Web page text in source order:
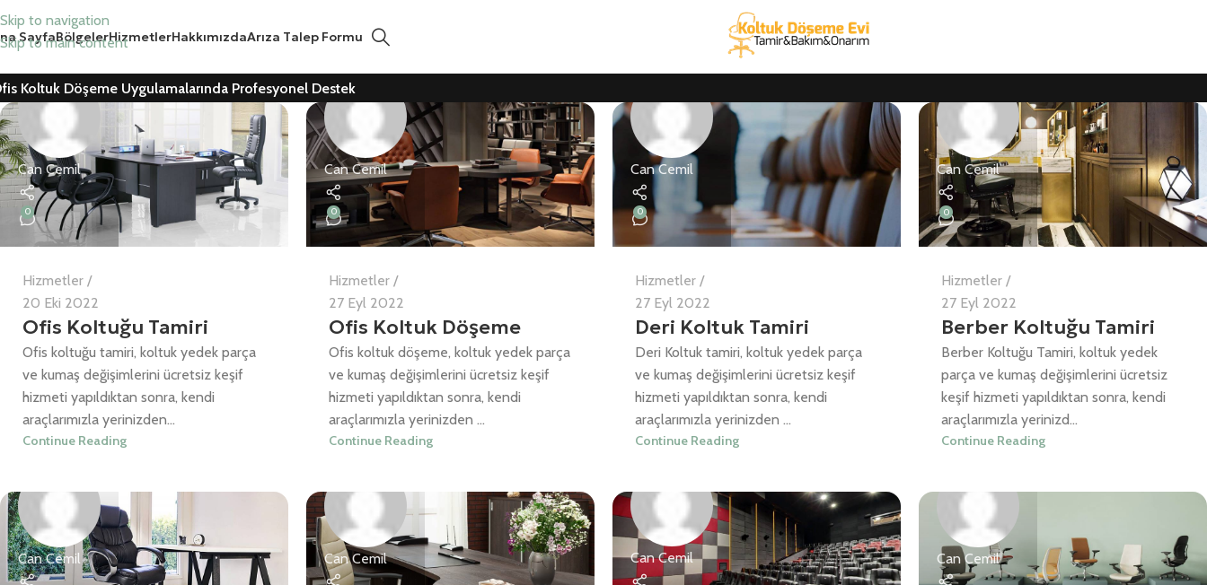
Skip to navigation
Skip to main content
SayfaBölgelerHizmetlerHakkımızdaArıza Talep Formu
Koltuk Döşeme Uygulamalarında Profesyonel Destek
Can Cemil
0
Hizmetler
20 Eki 2022
Ofis Koltuğu Tamiri
Ofis koltuğu tamiri, koltuk yedek parça
ve kumaş değişimlerini ücretsiz keşif
hizmeti yapıldıktan sonra, kendi
araçlarımızla yerinizden...
Continue Reading
Can Cemil
0
Hizmetler
27 Eyl 2022
Ofis Koltuk Döşeme
Ofis koltuk döşeme, koltuk yedek parça
ve kumaş değişimlerini ücretsiz keşif
hizmeti yapıldıktan sonra, kendi
araçlarımızla yerinizden ...
Continue Reading
Can Cemil
0
Hizmetler
27 Eyl 2022
Deri Koltuk Tamiri
Deri Koltuk tamiri, koltuk yedek parça
ve kumaş değişimlerini ücretsiz keşif
hizmeti yapıldıktan sonra, kendi
araçlarımızla yerinizden ...
Continue Reading
Can Cemil
0
Hizmetler
27 Eyl 2022
Berber Koltuğu Tamiri
Berber Koltuğu Tamiri, koltuk yedek
parça ve kumaş değişimlerini ücretsiz
keşif hizmeti yapıldıktan sonra, kendi
araçlarımızla yerinizd...
Continue Reading
Can Cemil Can Cemil Can Cemil Can Cemil